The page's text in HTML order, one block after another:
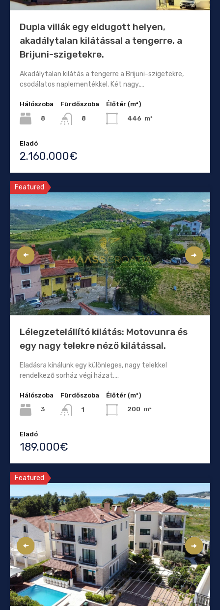
Dupla villák egy eldugott helyen,
akadálytalan kilátással a tengerre, a
Brijuni-szigetekre.
Akadálytalan kilátás a tengerre a Brijuni-szigetekre,
csodálatos naplementékkel. Két nagy,…
Hálószoba
8
Fürdőszoba
8
Élőtér (m²)
446 m²
Eladó
2.160.000€
Featured
Lélegzetelállító kilátás: Motovunra és
egy nagy telekre néző kilátással.
Eladásra kínálunk egy különleges, nagy telekkel
rendelkező sorház végi házat.…
Hálószoba
3
Fürdőszoba
1
Élőtér (m²)
200 m²
Eladó
189.000€
Featured